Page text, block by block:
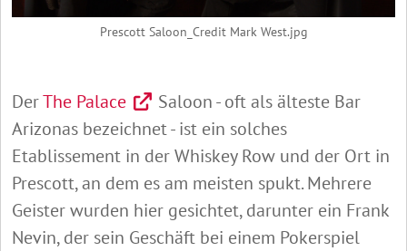
Prescott Saloon_Credit Mark West.jpg
DerThe Palace
Saloon - oft als älteste Bar
Arizonas bezeichnet - ist ein solches
Etablissement in der Whiskey Row und der Ort in
Prescott, an dem es am meisten spukt. Mehrere
Geister wurden hier gesichtet, darunter ein Frank
Nevin, der sein Geschäft bei einem Pokerspiel